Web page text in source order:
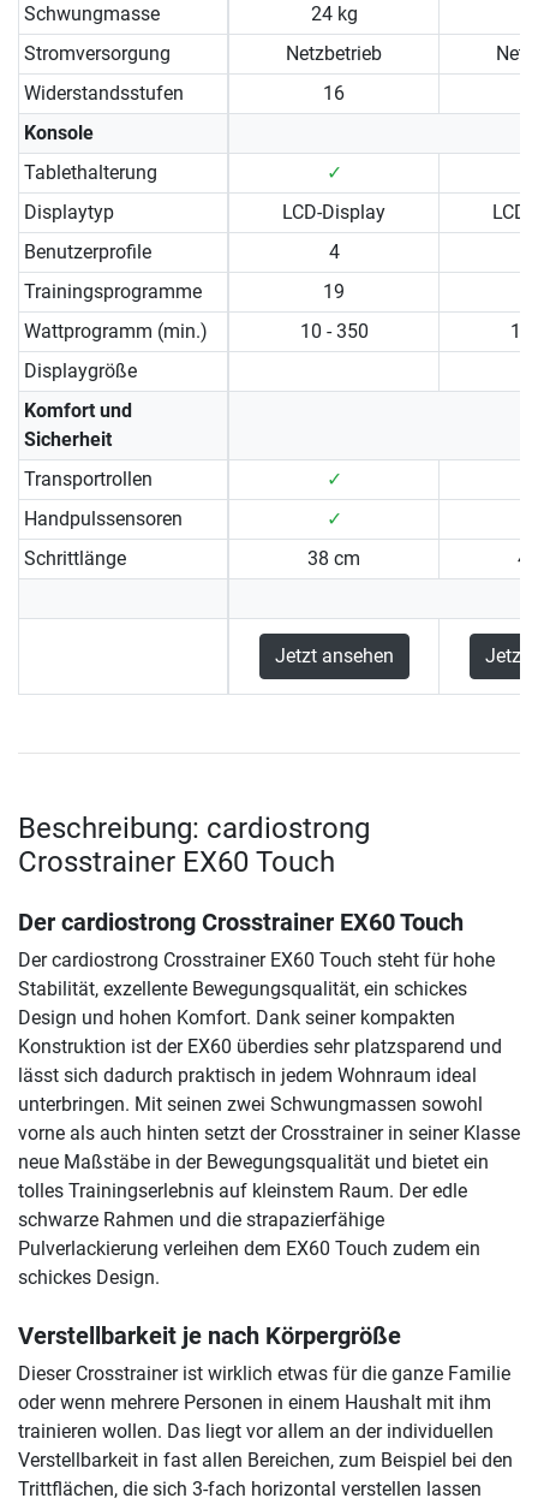
Schwungmasse 24 kg
Stromversorgung
Netzbetrieb
Widerstandsstufen
16
Konsole
Tablethalterung
✓
Displaytyp
LCD-Display
Benutzerprofile
4
Trainingsprogramme
19
Wattprogramm (min.)
10 - 350
10
Displaygröße
Komfort und
Sicherheit
Transportrollen
✓
Handpulssensoren
✓
Schrittlänge
38 cm
Jetzt ansehen Jetzt
Beschreibung: cardiostrong
Crosstrainer EX60 Touch
Der cardiostrong Crosstrainer EX60 Touch
Der cardiostrong Crosstrainer EX60 Touch steht für hohe
Stabilität, exzellente Bewegungsqualität, ein schickes
Design und hohen Komfort. Dank seiner kompakten
Konstruktion ist der EX60 überdies sehr platzsparend und
lässt sich dadurch praktisch in jedem Wohnraum ideal
unterbringen. Mit seinen zwei Schwungmassen sowohl
vorne als auch hinten setzt der Crosstrainer in seiner Klasse
neue Maßstäbe in der Bewegungsqualität und bietet ein
tolles Trainingserlebnis auf kleinstem Raum. Der edle
schwarze Rahmen und die strapazierfähige
Pulverlackierung verleihen dem EX60 Touch zudem ein
schickes Design.
Verstellbarkeit je nach Körpergröße
Dieser Crosstrainer ist wirklich etwas für die ganze Familie
oder wenn mehrere Personen in einem Haushalt mit ihm
trainieren wollen. Das liegt vor allem an der individuellen
Verstellbarkeit in fast allen Bereichen, zum Beispiel bei den
Trittflächen, die sich 3-fach horizontal verstellen lassen